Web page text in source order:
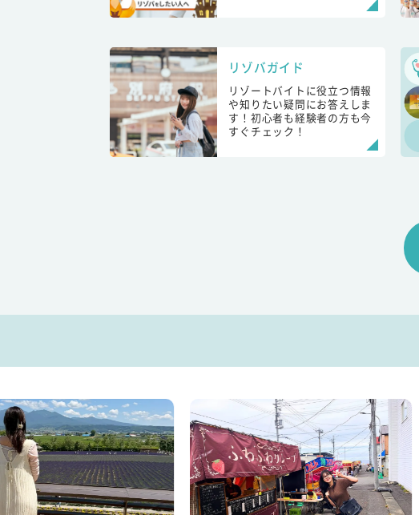
リゾバガイド
リゾートバイトに役立つ情報
や知りたい疑問にお答えしま
す！初心者も経験者の方も今
すぐチェック！